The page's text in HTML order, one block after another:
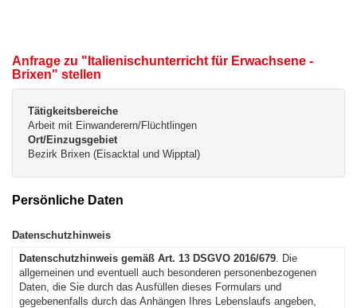
Anfrage zu "Italienischunterricht für Erwachsene -
Brixen" stellen
Tätigkeitsbereiche
Arbeit mit Einwanderern/Flüchtlingen
Ort/Einzugsgebiet
Bezirk Brixen (Eisacktal und Wipptal)
Persönliche Daten
Datenschutzhinweis
Datenschutzhinweis gemäß Art. 13 DSGVO 2016/679 . Die
allgemeinen und eventuell auch besonderen personenbezogenen
Daten, die Sie durch das Ausfüllen dieses Formulars und
gegebenenfalls durch das Anhängen Ihres Lebenslaufs angeben,